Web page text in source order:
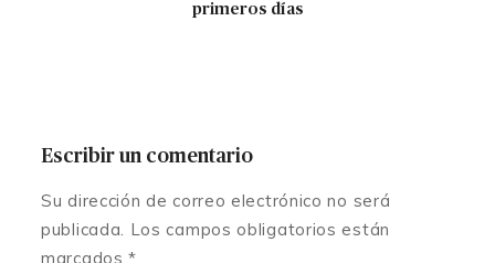
primeros días
Escribir un comentario
Su dirección de correo electrónico no será
publicada. Los campos obligatorios están
marcados *